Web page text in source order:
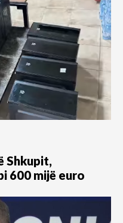
Shkupit,
600 mijë euro